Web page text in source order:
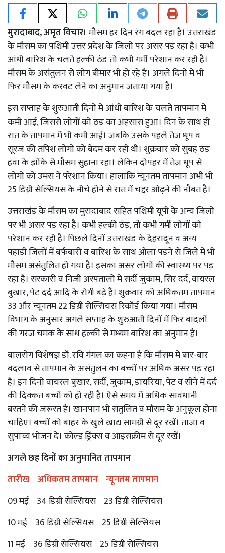
मुरादाबाद, अमृत विचार। मौसम हर दिन रंग बदल रहा है। उत्तराखंड
के मौसम का पश्चिमी उत्तर प्रदेश के जिलों पर असर पड़ रहा है। कभी
आंधी बारिश के चलते हल्की ठंड तो कभी गर्मी परेशान कर रही है।
मौसम के असंतुलन से लोग बीमार भी हो रहे हैं। अगले दिनों में भी
फिर मौसम के करवट लेने का अनुमान जताया गया है।
इस सप्ताह के शुरुआती दिनों में आंधी बारिश के चलते तापमान में
कमी आई, जिससे लोगों को ठंड का अहसास हुआ। दिन के साथ ही
रात के तापमान में भी कमी आई। जबकि उसके पहले तेज धूप व
सूरज की तपिश लोगों को बेदम कर रही थी। शुक्रवार को सुबह ठंड
हवा के झोंके से मौसम सुहाना रहा। लेकिन दोपहर में तेज धूप से
लोगों को उमस ने परेशान किया। हालांकि न्यूनतम तापमान अभी भी
25 डिग्री सेल्सियस के नीचे होने से रात में चद्दर ओढ़ने की नौबत है।
उत्तराखंड के मौसम का मुरादाबाद सहित पश्चिमी यूपी के अन्य जिलों
पर भी असर पड़ रहा है। कभी हल्की ठंड, तो कभी गर्मी लोगों को
परेशान कर रही है। पिछले दिनों उत्तराखंड के देहरादून व अन्य
पहाड़ी जिलों में बर्फबारी व बारिश के साथ ओला पड़ने से जिले में भी
मौसम असंतुलित हो गया है। इसका असर लोगों की स्वास्थ्य पर पड़
रहा है। सरकारी व निजी अस्पतालों में सर्दी जुकाम, सिर दर्द, वायरल
बुखार, पेट दर्द आदि के रोगी बढ़े हैं। शुक्रवार को अधिकतम तापमान
33 और न्यूनतम 22 डिग्री सेल्सियस रिकॉर्ड किया गया। मौसम
विभाग के अनुसार अगले सप्ताह के शुरुआती दिनों में फिर बादलों
की गरज चमक के साथ हल्की से मध्यम बारिश का अनुमान है।
बालरोग विशेषज्ञ डॉ. रवि गंगल का कहना है कि मौसम में बार-बार
बदलाव से तापमान के असंतुलन का बच्चों पर अधिक असर पड़ रहा
है। इन दिनों वायरल बुखार, सर्दी, जुकाम, डायरिया, पेट व सीने में दर्द
की दिक्कत बच्चों को हो रही है। ऐसे समय में अधिक सावधानी
बरतने की जरूरत है। खानपान भी संतुलित व मौसम के अनुकूल होना
चाहिए। बच्चों को बाहर के खुले खाद्य सामग्री से दूर रखें। ताजा व
सुपाच्य भोजन दें। कोल्ड ड्रिंक्स व आइसक्रीम से दूर रखें।
अगले छह दिनों का अनुमानित तापमान
तारीख अधिकतम तापमान न्यूनतम तापमान
09 मई 34 डिग्री सेल्सियस 23 डिग्री सेल्सियस
10 मई 36 डिग्री सेल्सियस 25 डिग्री सेल्सियस
11 मई 36 डिग्री सेल्सियस 25 डिग्री सेल्सियस